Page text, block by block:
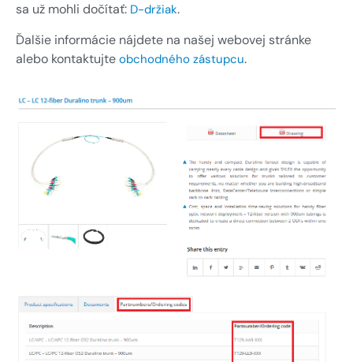
sa už mohli dočítať: D-držiak.
Ďalšie informácie nájdete na našej webovej stránke
alebo kontaktujte obchodného zástupcu.